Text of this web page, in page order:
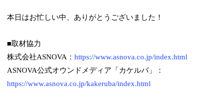
本日はお忙しい中、ありがとうございました！
■取材協力
株式会社ASNOVA：https://www.asnova.co.jp/index.html
ASNOVA公式オウンドメディア「カケルバ」：
https://www.asnova.co.jp/kakeruba/index.html